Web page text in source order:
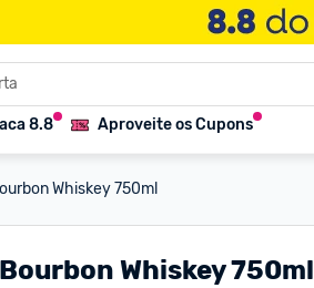
8.8 Aproveite os Cupons
Whiskey 750ml
Whiskey 750ml